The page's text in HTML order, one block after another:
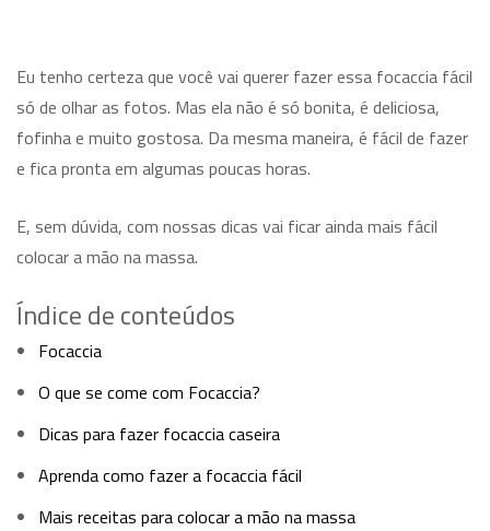
Eu tenho certeza que você vai querer fazer essa focaccia fácil
só de olhar as fotos. Mas ela não é só bonita, é deliciosa,
fofinha e muito gostosa. Da mesma maneira, é fácil de fazer
e fica pronta em algumas poucas horas.
E, sem dúvida, com nossas dicas vai ficar ainda mais fácil
colocar a mão na massa.
Índice de conteúdos
Focaccia
O que se come com Focaccia?
Dicas para fazer focaccia caseira
Aprenda como fazer a focaccia fácil
Mais receitas para colocar a mão na massa